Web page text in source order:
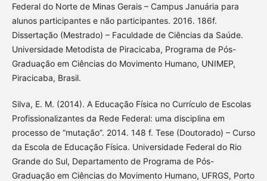
Federal do Norte de Minas Gerais – Campus Januária para
alunos participantes e não participantes. 2016. 186f.
Dissertação (Mestrado) – Faculdade de Ciências da Saúde.
Universidade Metodista de Piracicaba, Programa de Pós-
Graduação em Ciências do Movimento Humano, UNIMEP,
Piracicaba, Brasil.
Silva, E. M. (2014). A Educação Física no Currículo de Escolas
Profissionalizantes da Rede Federal: uma disciplina em
processo de “mutação”. 2014. 148 f. Tese (Doutorado) – Curso
da Escola de Educação Física. Universidade Federal do Rio
Grande do Sul, Departamento de Programa de Pós-
Graduação em Ciências do Movimento Humano, UFRGS, Porto